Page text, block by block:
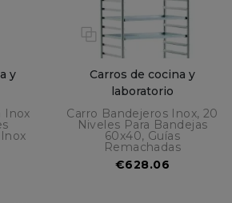
y
Inox
Carros de cocina y
laboratorio
Carro Bandejeros Inox, 20
Niveles Para Bandejas
60x40, Guías
Remachadas
€628.06